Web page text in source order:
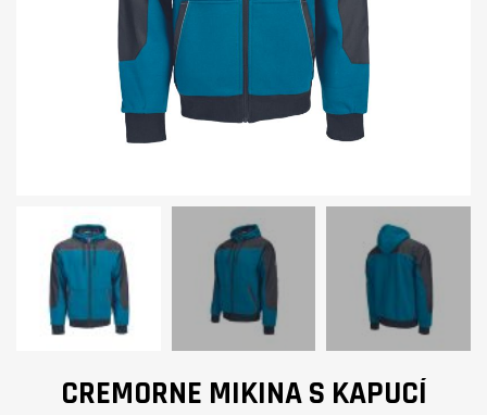
CREMORNE MIKINA S KAPUCÍ